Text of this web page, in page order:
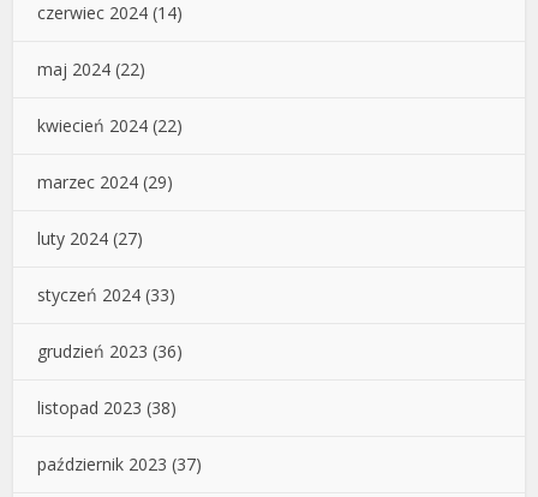
czerwiec 2024 (14)
maj 2024 (22)
kwiecień 2024 (22)
marzec 2024 (29)
luty 2024 (27)
styczeń 2024 (33)
grudzień 2023 (36)
listopad 2023 (38)
październik 2023 (37)